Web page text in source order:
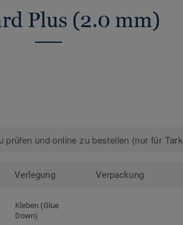
Plus (2.0 mm)
prüfen und online zu bestellen (nur für
Verlegung Verpackung
Kleben (Glue
Down)